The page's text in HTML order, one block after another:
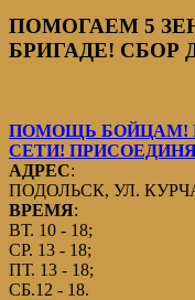
ПОМОГАЕМ 5
БРИГАДЕ! СБОР
ПОМОЩЬ БОЙЦАМ!
СЕТИ!
АДРЕС:
ПОДОЛЬСК, УЛ.
ВРЕМЯ:
ВТ. 10 - 18;
СР. 13 - 18;
ПТ. 13 - 18;
СБ.12 - 18.